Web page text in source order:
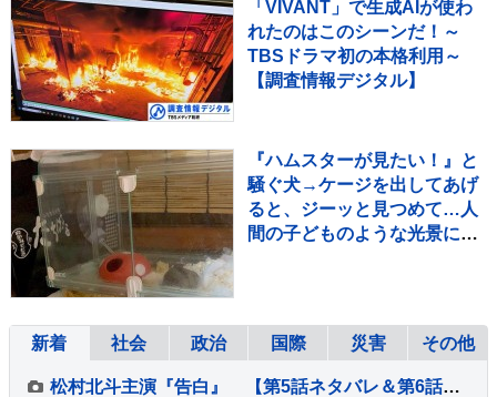
「VIVANT」で生成AIが使わ
れたのはこのシーンだ！～
TBSドラマ初の本格利用～
【調査情報デジタル】
『ハムスターが見たい！』と
騒ぐ犬→ケージを出してあげ
ると、ジーッと見つめて…人
間の子どものような光景に反
新着 社会 政治 国際 災害 その他
松村北斗主演『告白』 【第5話ネタバレ＆第6話あらすじ】解禁！ 「新場面写真7点」も！！